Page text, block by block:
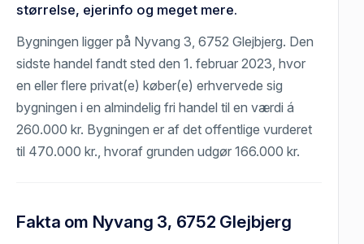
størrelse, ejerinfo og meget mere.
Bygningen ligger på Nyvang 3, 6752 Glejbjerg. Den
sidste handel fandt sted den 1. februar 2023, hvor
en eller flere privat(e) køber(e) erhvervede sig
bygningen i en almindelig fri handel til en værdi á
260.000 kr. Bygningen er af det offentlige vurderet
til 470.000 kr., hvoraf grunden udgør 166.000 kr.
Fakta om Nyvang 3, 6752 Glejbjerg